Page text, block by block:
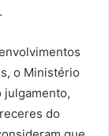
o Ministério
julgamento,
do